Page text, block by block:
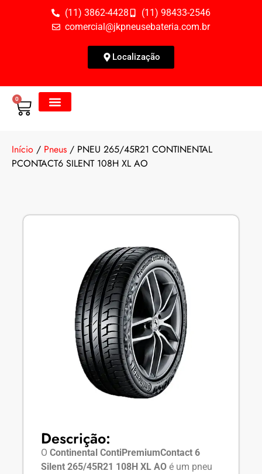
(11) 3862-4428
(11) 98433-2546
comercial@jkpneusebateria.com.br
Localização
0
Início / Pneus / PNEU 265/45R21 CONTINENTAL
PCONTACT6 SILENT 108H XL AO
Descrição:
O Continental ContiPremiumContact 6
Silent 265/45R21 108H XL AO é um pneu